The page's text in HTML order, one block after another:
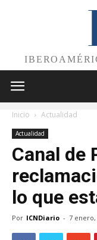
Inicio Actualidad
Actualidad
Canal de
lo que
Por ICNDiario - 7 enero,